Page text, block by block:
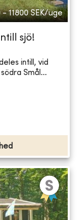
- 11800 SEK/uge
sjö!
intill, vid
Smål...